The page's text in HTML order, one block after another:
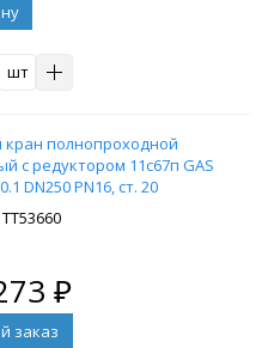
шт
полнопроходной
с редуктором 11c67п GAS
DN250 PN16, ст. 20
ТТ53660
₽